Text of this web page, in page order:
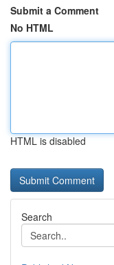
Submit a Comment
No HTML
HTML is disabled
Search